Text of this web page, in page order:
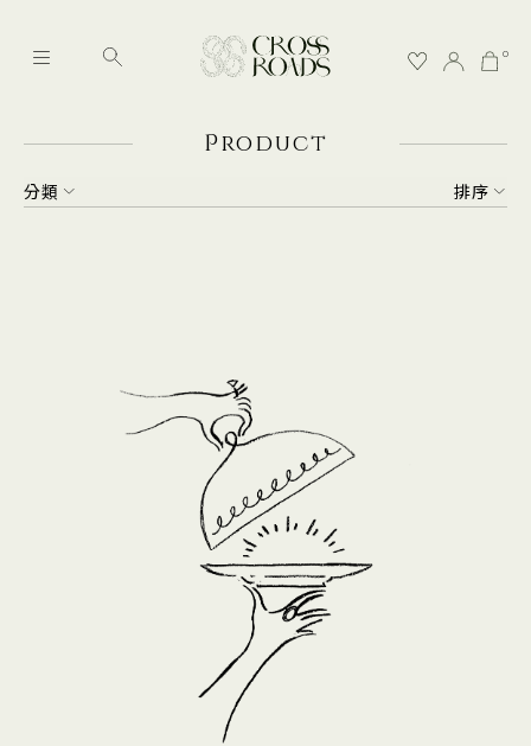
0
Product
排序
分類